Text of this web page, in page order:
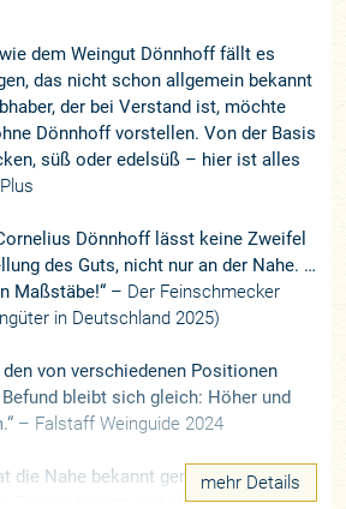
dem Weingut Dönnhoff fällt es
das nicht schon allgemein bekannt
der bei Verstand ist, möchte
Dönnhoff vorstellen. Von der Basis
süß oder edelsüß – hier ist alles
Dönnhoff lässt keine Zweifel
des Guts, nicht nur an der Nahe. …
Maßstäbe!“ – Der Feinschmecker
in Deutschland 2025)
von verschiedenen Positionen
bleibt sich gleich: Höher und
– Falstaff Weinguide 2024
die Nahe bekannt gemacht, gezeigt,
Region besitzt und als Erster
mehr Details